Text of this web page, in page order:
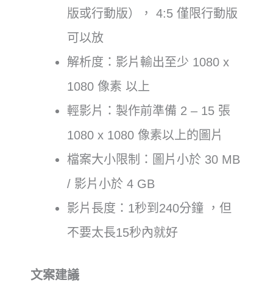
版或行動版）， 4:5 僅限行動版
可以放
解析度：影片輸出至少 1080 x
1080 像素 以上
輕影片：製作前準備 2 – 15 張
1080 x 1080 像素以上的圖片
檔案大小限制：圖片小於 30 MB
/ 影片小於 4 GB
影片長度：1秒到240分鐘 ，但
不要太長15秒內就好
文案建議